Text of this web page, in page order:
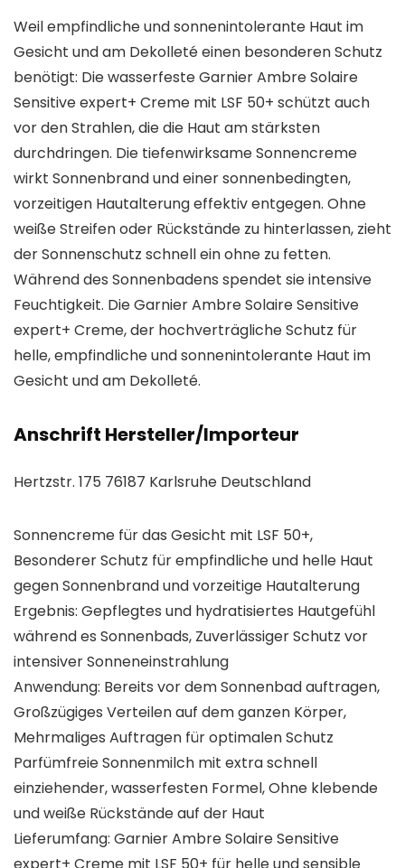
Weil empfindliche und sonnenintolerante Haut im
Gesicht und am Dekolleté einen besonderen Schutz
benötigt: Die wasserfeste Garnier Ambre Solaire
Sensitive expert+ Creme mit LSF 50+ schützt auch
vor den Strahlen, die die Haut am stärksten
durchdringen. Die tiefenwirksame Sonnencreme
wirkt Sonnenbrand und einer sonnenbedingten,
vorzeitigen Hautalterung effektiv entgegen. Ohne
weiße Streifen oder Rückstände zu hinterlassen, zieht
der Sonnenschutz schnell ein ohne zu fetten.
Während des Sonnenbadens spendet sie intensive
Feuchtigkeit. Die Garnier Ambre Solaire Sensitive
expert+ Creme, der hochverträgliche Schutz für
helle, empfindliche und sonnenintolerante Haut im
Gesicht und am Dekolleté.
Anschrift Hersteller/Importeur
Hertzstr. 175 76187 Karlsruhe Deutschland
Sonnencreme für das Gesicht mit LSF 50+,
Besonderer Schutz für empfindliche und helle Haut
gegen Sonnenbrand und vorzeitige Hautalterung
Ergebnis: Gepflegtes und hydratisiertes Hautgefühl
während es Sonnenbads, Zuverlässiger Schutz vor
intensiver Sonneneinstrahlung
Anwendung: Bereits vor dem Sonnenbad auftragen,
Großzügiges Verteilen auf dem ganzen Körper,
Mehrmaliges Auftragen für optimalen Schutz
Parfümfreie Sonnenmilch mit extra schnell
einziehender, wasserfesten Formel, Ohne klebende
und weiße Rückstände auf der Haut
Lieferumfang: Garnier Ambre Solaire Sensitive